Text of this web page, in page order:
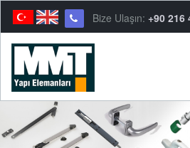
Bize Ulaşın: +90 216